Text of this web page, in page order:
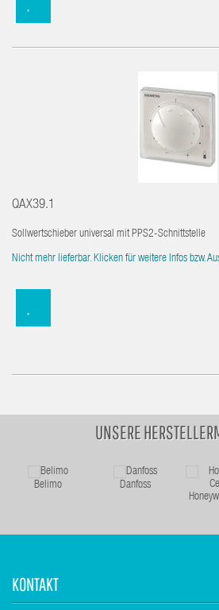
QAX39.1
Sollwertschieber universal mit PPS2-Schnittstelle
Nicht mehr lieferbar. Klicken für weitere Infos bzw.
UNSERE
Belimo
Danfoss
KONTAKT